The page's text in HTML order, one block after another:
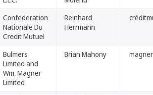
Confederation
Nationale Du
Credit Mutuel
Reinhard
Herrmann
Bulmers
Limited and
Wm. Magner
Limited
Brian Mahony